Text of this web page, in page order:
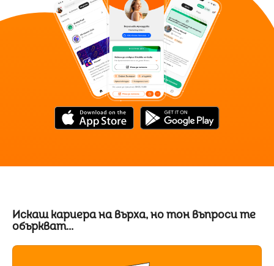
Искаш кариера на върха, но тон въпроси те
объркват...